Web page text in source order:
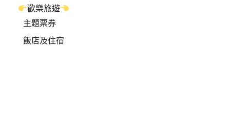
歡樂旅遊
主題票券
飯店及住宿